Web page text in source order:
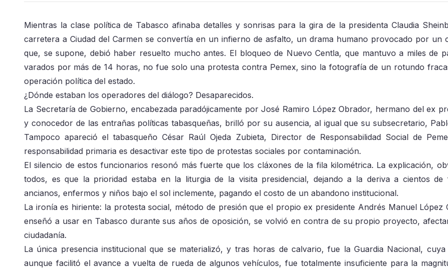
Mientras la clase política de Tabasco afinaba detalles y sonrisas para la gira de la presidenta Claudia
carretera a Ciudad del Carmen se convertía en un infierno de asfalto, un drama humano provocado por un
que, se supone, debió haber resuelto mucho antes. El bloqueo de Nuevo Centla, que mantuvo a miles de
varados por más de 14 horas, no fue solo una protesta contra Pemex, sino la fotografía de un rotundo
operación política del estado.
¿Dónde estaban los operadores del diálogo? Desaparecidos.
La Secretaría de Gobierno, encabezada paradójicamente por José Ramiro López Obrador, hermano del ex
y conocedor de las entrañas políticas tabasqueñas, brilló por su ausencia, al igual que su subsecretario,
Tampoco apareció el tabasqueño César Raúl Ojeda Zubieta, Director de Responsabilidad Social de
responsabilidad primaria es desactivar este tipo de protestas sociales por contaminación.
El silencio de estos funcionarios resonó más fuerte que los cláxones de la fila kilométrica. La explicación,
todos, es que la prioridad estaba en la liturgia de la visita presidencial, dejando a la deriva a cientos de
ancianos, enfermos y niños bajo el sol inclemente, pagando el costo de un abandono institucional.
La ironía es hiriente: la protesta social, método de presión que el propio ex presidente Andrés Manuel López
enseñó a usar en Tabasco durante sus años de oposición, se volvió en contra de su propio proyecto,
ciudadanía.
La única presencia institucional que se materializó, y tras horas de calvario, fue la Guardia Nacional, cuya
aunque facilitó el avance a vuelta de rueda de algunos vehículos, fue totalmente insuficiente para la